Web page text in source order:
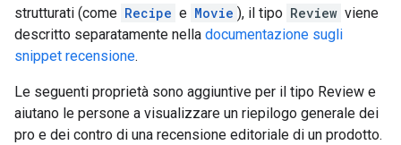
strutturati (come Recipe e Movie ), il tipo Review viene
descritto separatamente nella documentazione sugli
snippet recensione.
Le seguenti proprietà sono aggiuntive per il tipo Review e
aiutano le persone a visualizzare un riepilogo generale dei
pro e dei contro di una recensione editoriale di un prodotto.